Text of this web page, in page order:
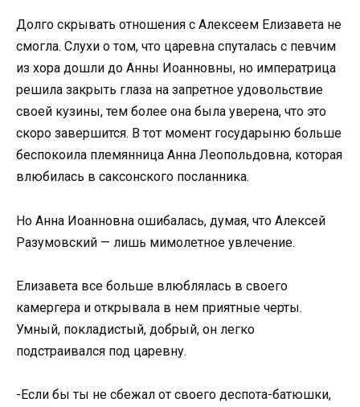
Долго скрывать отношения с Алексеем Елизавета не
смогла. Слухи о том, что царевна спуталась с певчим
из хора дошли до Анны Иоанновны, но императрица
решила закрыть глаза на запретное удовольствие
своей кузины, тем более она была уверена, что это
скоро завершится. В тот момент государыню больше
беспокоила племянница Анна Леопольдовна, которая
влюбилась в саксонского посланника.
Но Анна Иоанновна ошибалась, думая, что Алексей
Разумовский — лишь мимолетное увлечение.
Елизавета все больше влюблялась в своего
камергера и открывала в нем приятные черты.
Умный, покладистый, добрый, он легко
подстраивался под царевну.
-Если бы ты не сбежал от своего деспота-батюшки,